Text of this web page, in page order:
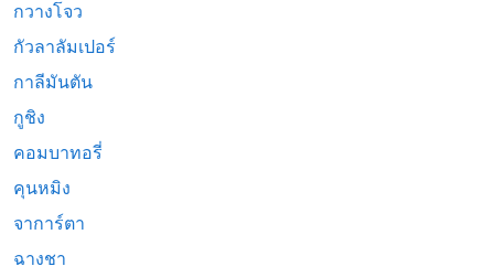
กวางโจว
กัวลาลัมเปอร์
กาลีมันตัน
กูชิง
คอมบาทอรี่
คุนหมิง
จาการ์ตา
ฉางชา